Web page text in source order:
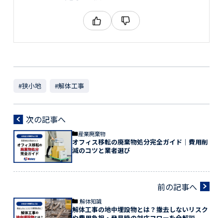
#狭小地 #解体工事
次の記事へ
産業廃棄物
オフィス移転の廃棄物処分完全ガイド｜費用削
減のコツと業者選び
前の記事へ
解体知識
解体工事の地中埋設物とは？撤去しないリスク